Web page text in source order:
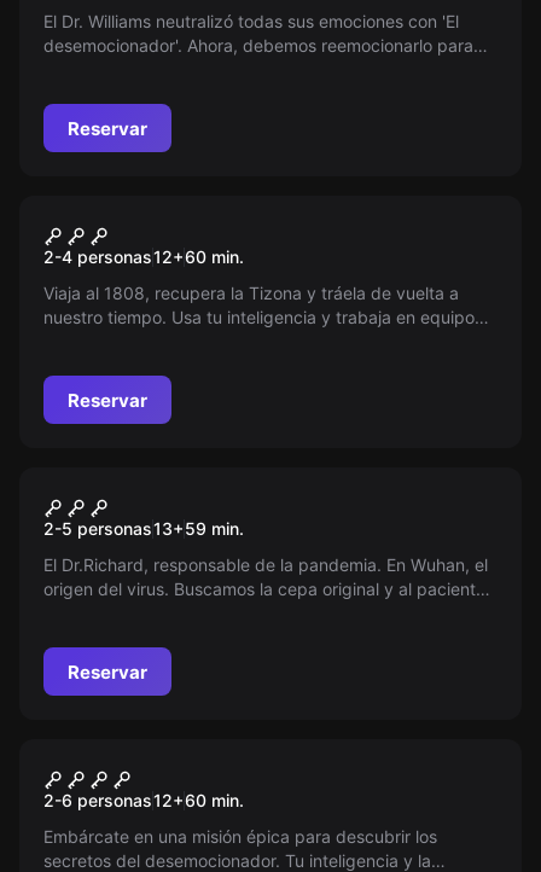
El Dr. Williams neutralizó todas sus emociones con 'El
desemocionador'. Ahora, debemos reemocionarlo para
Reservar
Los Custodios de la Espada
2-4 personas12+60 min.
Viaja al 1808, recupera la Tizona y tráela de vuelta a
nuestro tiempo. Usa tu inteligencia y trabaja en equipo
Reservar
El Paciente Cero
2-5 personas13+59 min.
El Dr.Richard, responsable de la pandemia. En Wuhan, el
origen del virus. Buscamos la cepa original y al paciente
Reservar
Nuevo
EL NÚCLEO DE LA EMOCIÓN
2-6 personas12+60 min.
Embárcate en una misión épica para descubrir los
secretos del desemocionador. Tu inteligencia y la